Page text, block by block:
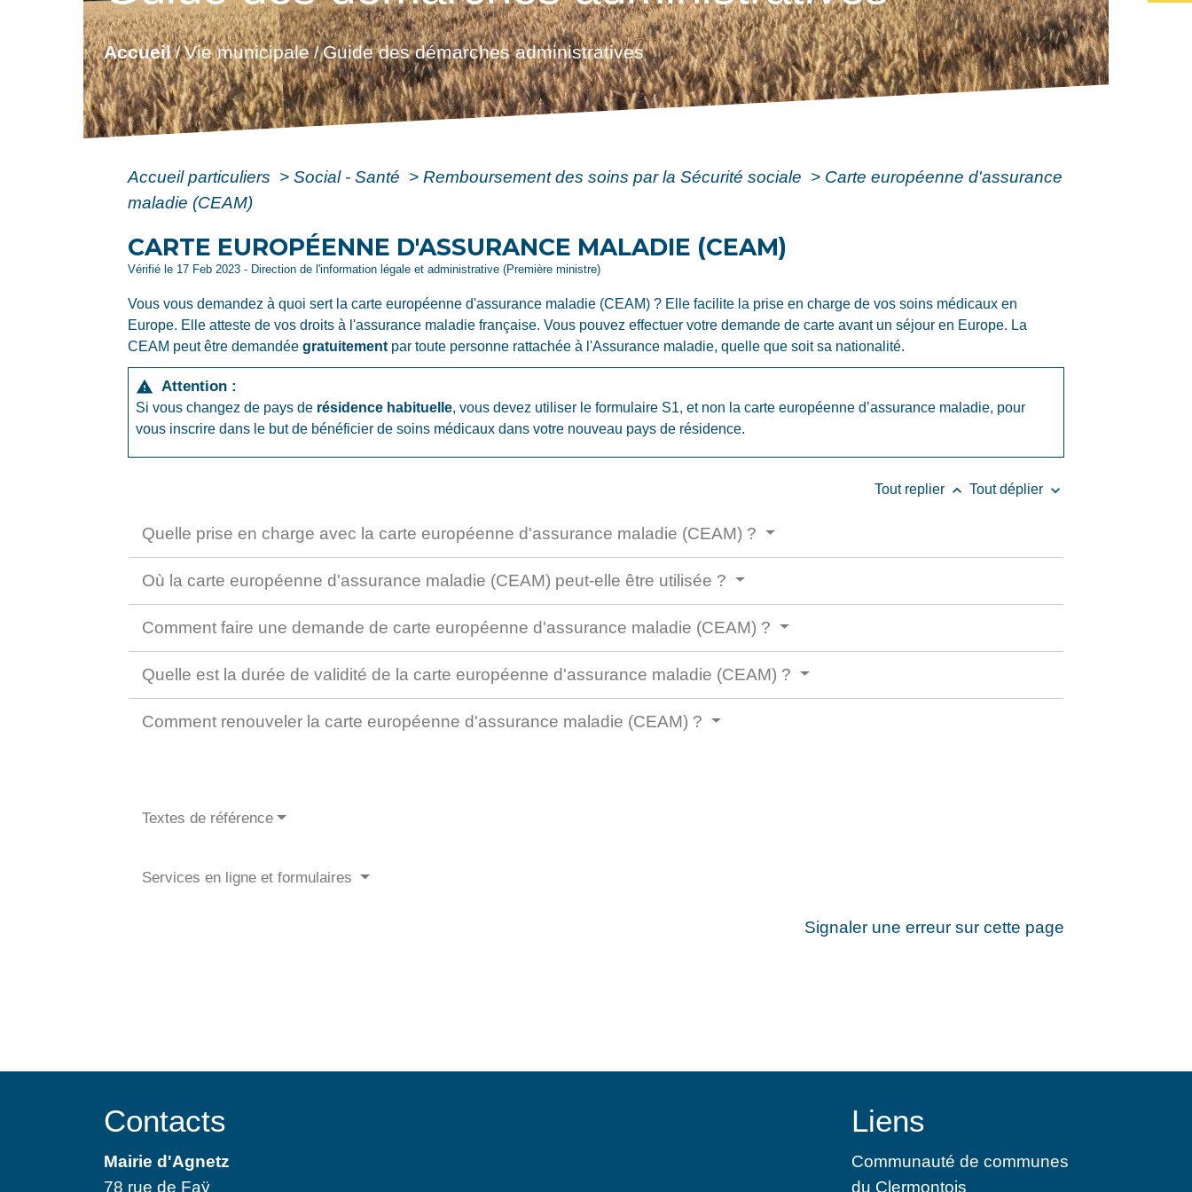
Accueil/Vie municipale/Guide des démarches administratives
Accueil particuliers > Social - Santé > Remboursement des soins par la Sécurité sociale > Carte européenne d'assurance
maladie (CEAM)
CARTE EUROPÉENNE D'ASSURANCE MALADIE (CEAM)
Vérifié le 17 Feb 2023 - Direction de l'information légale et administrative (Première ministre)
Vous vous demandez à quoi sert la carte européenne d'assurance maladie (CEAM) ? Elle facilite la prise en charge de vos soins médicaux en
Europe. Elle atteste de vos droits à l'assurance maladie française. Vous pouvez effectuer votre demande de carte avant un séjour en Europe. La
CEAM peut être demandéegratuitement par toute personne rattachée à l'Assurance maladie, quelle que soit sa nationalité.
warning Attention :
Si vous changez de pays de résidence habituelle, vous devez utiliser le formulaire S1, et non la carte européenne d’assurance maladie, pour
vous inscrire dans le but de bénéficier de soins médicaux dans votre nouveau pays de résidence.
Tout replier keyboard_arrow_up Tout déplier keyboard_arrow_down
Quelle prise en charge avec la carte européenne d'assurance maladie (CEAM) ?
Où la carte européenne d'assurance maladie (CEAM) peut-elle être utilisée ?
Comment faire une demande de carte européenne d'assurance maladie (CEAM) ?
Quelle est la durée de validité de la carte européenne d'assurance maladie (CEAM) ?
Comment renouveler la carte européenne d'assurance maladie (CEAM) ?
Textes de référence
Services en ligne et formulaires
Signaler une erreur sur cette page
Contacts
Mairie d'Agnetz
78 rue de Faÿ
Liens
Communauté de communes
du Clermontois